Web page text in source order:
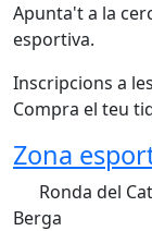
Apunta't a la
esportiva.
Inscripcions a
Compra el teu
Zona
Ronda del
Berga